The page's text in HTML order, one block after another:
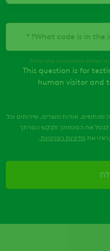
What code is in the
Enter the characters shown
This question is for
human visitor and
אודות מוצרים, שירותים וכל
ת לבטל את הסכמתך ולבקש הסרתך
י את מדיניות הפרטיות.